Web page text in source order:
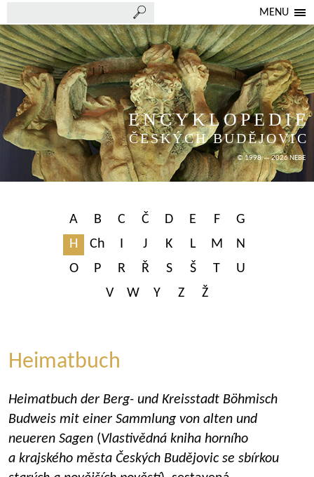
MENU
ENCYKLOPEDIE
ČESKÝCH BUDĚJOVIC
© 1998 — 2026 NEBE
A B C Č D E F
G
H
Ch I J K L M
N
O
P R Ř S Š T
U
V
W Y Z Ž
Heimatbuch
Heimatbuch der Berg- und Kreisstadt Böhmisch
Budweis mit einer Sammlung von alten und
neueren Sagen (Vlastivědná kniha horního
a krajského města Českých Budějovic se sbírkou